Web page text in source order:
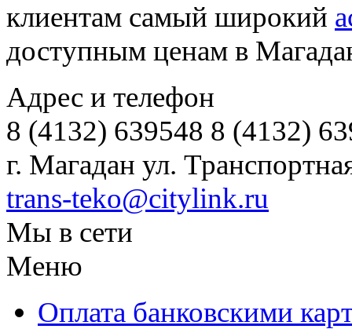
клиентам самый широкий
доступным ценам в
Адрес и телефон
8 (4132) 639548 8 (4132)
г. Магадан ул.
trans-teko@citylink.ru
Мы в сети
Меню
Оплата банковскими